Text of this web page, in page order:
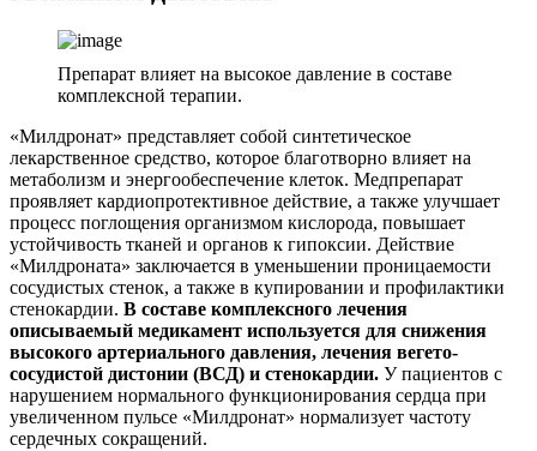
Препарат влияет на высокое давление в составе
комплексной терапии.
«Милдронат» представляет собой синтетическое
лекарственное средство, которое благотворно влияет на
метаболизм и энергообеспечение клеток. Медпрепарат
проявляет кардиопротективное действие, а также улучшает
процесс поглощения организмом кислорода, повышает
устойчивость тканей и органов к гипоксии. Действие
«Милдроната» заключается в уменьшении проницаемости
сосудистых стенок, а также в купировании и профилактики
стенокардии. В составе комплексного лечения
описываемый медикамент используется для снижения
высокого артериального давления, лечения вегето-
сосудистой дистонии (ВСД) и стенокардии. У пациентов с
нарушением нормального функционирования сердца при
увеличенном пульсе «Милдронат» нормализует частоту
сердечных сокращений.